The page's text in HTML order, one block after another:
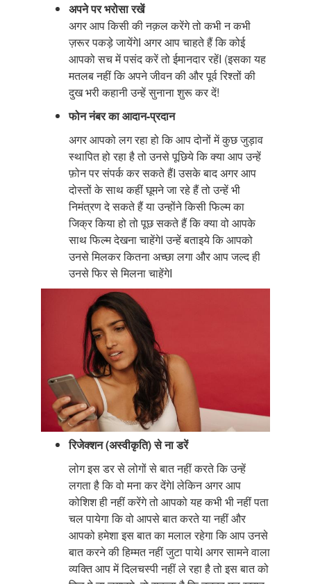
अपने पर भरोसा रखें
अगर आप किसी की नक़ल करेंगे तो कभी न कभी
ज़रूर पकड़े जायेंगेI अगर आप चाहते हैं कि कोई
आपको सच में पसंद करें तो ईमानदार रहेंI (इसका यह
मतलब नहीं कि अपने जीवन की और पूर्व रिश्तों की
दुख भरी कहानी उन्हें सुनाना शुरू कर दें!
फोन नंबर का आदान-प्रदान
अगर आपको लग रहा हो कि आप दोनों में कुछ जुड़ाव
स्थापित हो रहा है तो उनसे पूछिये कि क्या आप उन्हें
फ़ोन पर संपर्क कर सकते हैंI उसके बाद अगर आप
दोस्तों के साथ कहीं घूमने जा रहे हैं तो उन्हें भी
निमंत्रण दे सकते हैं या उन्होंने किसी फिल्म का
जिक्र किया हो तो पूछ सकते हैं कि क्या वो आपके
साथ फिल्म देखना चाहेंगेI उन्हें बताइये कि आपको
उनसे मिलकर कितना अच्छा लगा और आप जल्द ही
उनसे फिर से मिलना चाहेंगेI
रिजेक्शन (अस्वीकृति) से ना डरें
लोग इस डर से लोगों से बात नहीं करते कि उन्हें
लगता है कि वो मना कर देंगेI लेकिन अगर आप
कोशिश ही नहीं करेंगे तो आपको यह कभी भी नहीं पता
चल पायेगा कि वो आपसे बात करते या नहीं और
आपको हमेशा इस बात का मलाल रहेगा कि आप उनसे
बात करने की हिम्मत नहीं जुटा पायेI अगर सामने वाला
व्यक्ति आप में दिलचस्पी नहीं ले रहा है तो इस बात को